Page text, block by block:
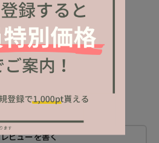
レビューを書く